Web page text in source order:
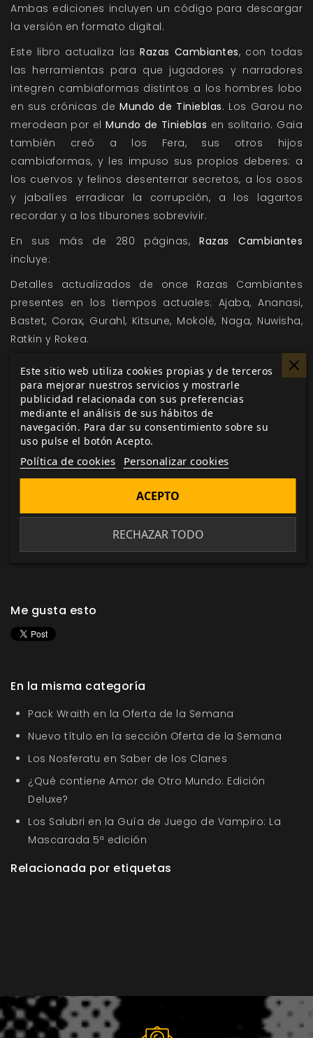
Ambas ediciones incluyen un código para descargar
la versión en formato digital.
Este libro actualiza lasRazas Cambiantes, con todas
las herramientas para que jugadores y narradores
integren cambiaformas distintos a los hombres lobo
en sus crónicas deMundo de Tinieblas. Los Garou no
merodean por elMundo de Tinieblas en solitario. Gaia
también creó a los Fera, sus otros hijos
cambiaformas, y les impuso sus propios deberes: a
los cuervos y felinos desenterrar secretos, a los osos
y jabalíes erradicar la corrupción, a los lagartos
recordar y a los tiburones sobrevivir.
En sus más de 280 páginas,Razas Cambiantes
incluye:
Detalles actualizados de once Razas Cambiantes
presentes en los tiempos actuales: Ajaba, Ananasi,
Bastet, Corax, Gurahl, Kitsune, Mokolé, Naga, Nuwisha,
Ratkin y Rokea.
Información para la creación de personajes de cada
Raza, incluyendo nuevos Dones, Ritos, Fetiches y
mucho más.
Nueva información sobre tres Razas Perdidas: los
hombres uro Apis, los hombres murciélago Camazotz
y los hombres jabalí Grondr.
Para que exista siquiera una esperanza de victoria,
deben salir de las sombras y
unirse una vez más a sus primos, de los que han
estado separados durante tanto tiempo. Pero, ¿qué
precio pagarán por hacerlo?
Me gusta esto
En la misma categoría
Pack Wraith en la Oferta de la Semana
Nuevo título en la sección Oferta de la Semana
Los Nosferatu en Saber de los Clanes
¿Qué contiene Amor de Otro Mundo: Edición
Deluxe?
Los Salubri en la Guía de Juego de Vampiro: La
Mascarada 5ª edición
Relacionada por etiquetas
Este sitio web utiliza cookies propias y de terceros
para mejorar nuestros servicios y mostrarle
publicidad relacionada con sus preferencias
mediante el análisis de sus hábitos de
navegación. Para dar su consentimiento sobre su
uso pulse el botón Acepto.
Política de cookies Personalizar cookies
RECHAZAR TODO
ACEPTO